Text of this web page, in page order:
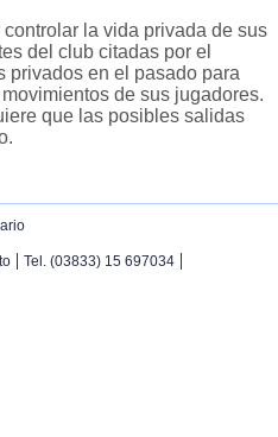
la vida privada de sus
del club citadas por el
privados en el pasado para
de sus jugadores.
que las posibles salidas
| Tel. (03833) 15 697034 |